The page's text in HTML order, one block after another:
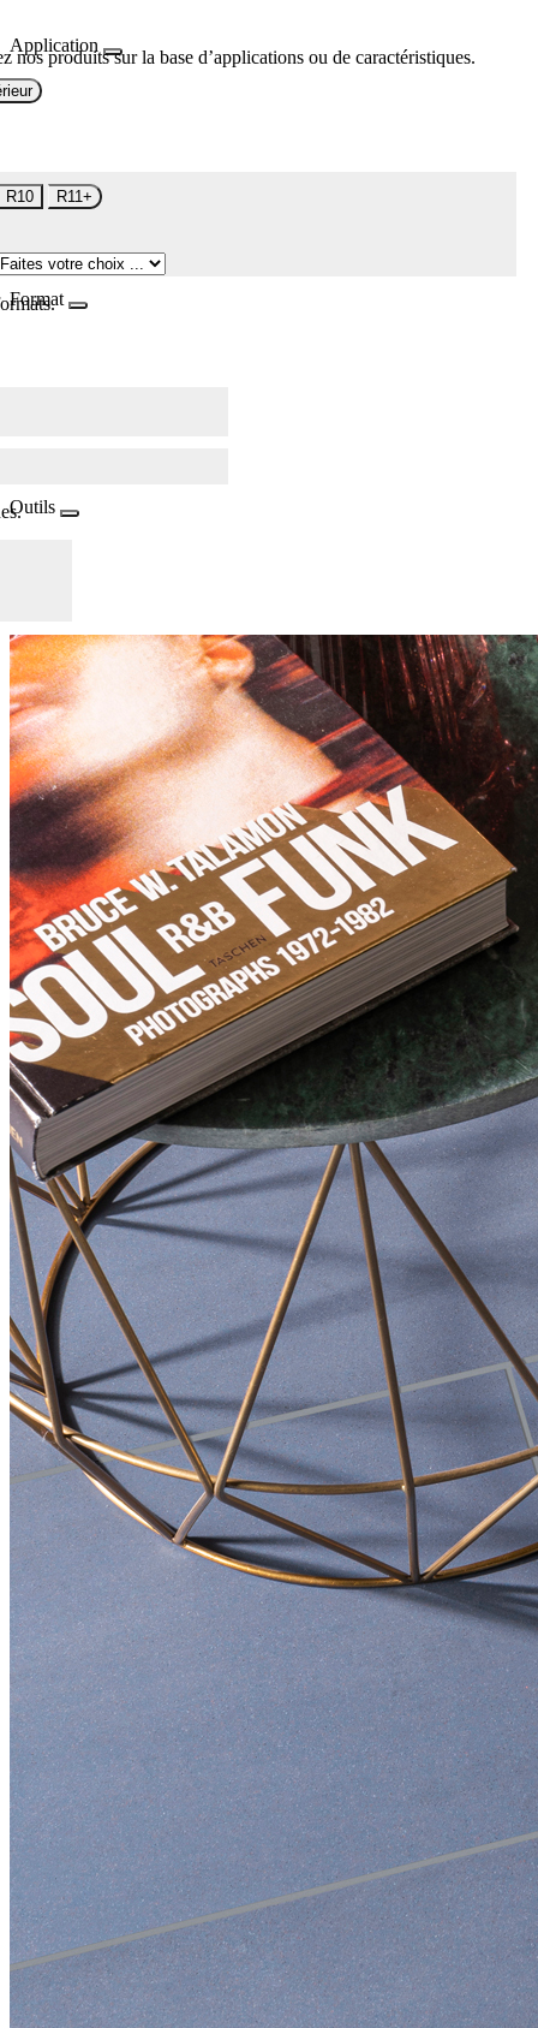
Application
nos produits sur la base d’applications ou de caractéristiques.
R10 R11+
Format
Outils